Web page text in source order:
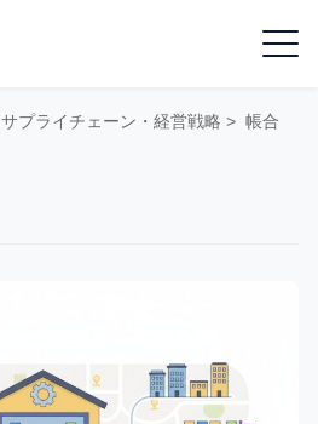
Menu
サプライチェーン・経営戦略 > 帳合